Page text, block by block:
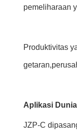
pemeliharaan
Produktivitas
Aplikasi
JZP-C